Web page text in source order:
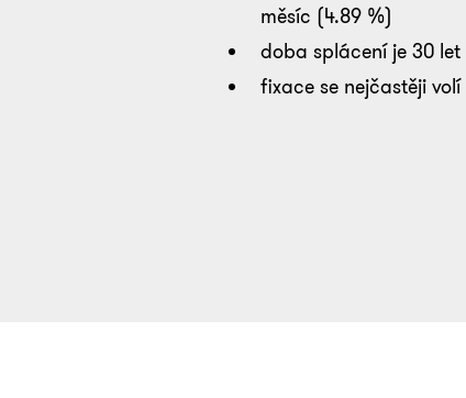
měsíc (4.89 %)
doba splácení je 30 let
fixace se nejčastěji